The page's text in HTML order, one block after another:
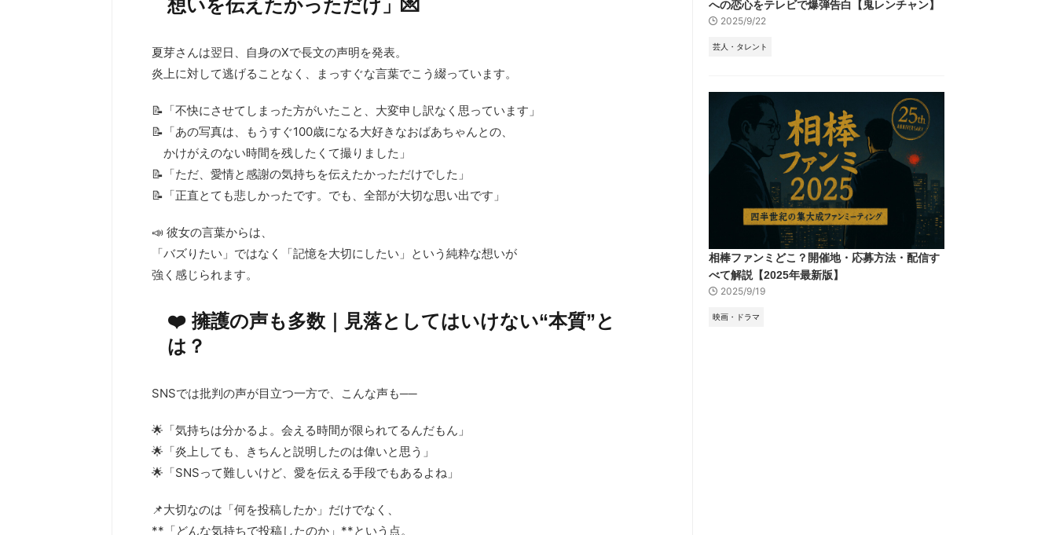
想いを伝えたかっただけ」💌
夏芽さんは翌日、自身のXで長文の声明を発表。
炎上に対して逃げることなく、まっすぐな言葉でこう綴っています。
📝「不快にさせてしまった方がいたこと、大変申し訳なく思っています」
📝「あの写真は、もうすぐ100歳になる大好きなおばあちゃんとの、
かけがえのない時間を残したくて撮りました」
📝「ただ、愛情と感謝の気持ちを伝えたかっただけでした」
📝「正直とても悲しかったです。でも、全部が大切な思い出です」
📣 彼女の言葉からは、
「バズりたい」ではなく「記憶を大切にしたい」という純粋な想いが
強く感じられます。
❤️ 擁護の声も多数｜見落としてはいけない“本質”と
は？
SNSでは批判の声が目立つ一方で、こんな声も──
🌟「気持ちは分かるよ。会える時間が限られてるんだもん」
🌟「炎上しても、きちんと説明したのは偉いと思う」
🌟「SNSって難しいけど、愛を伝える手段でもあるよね」
📌大切なのは「何を投稿したか」だけでなく、
**「どんな気持ちで投稿したのか」**という点。
への恋心をテレビで爆弾告白【鬼レンチャン】
2025/9/22
芸人・タレント
相棒ファンミどこ？開催地・応募方法・配信す
べて解説【2025年最新版】
2025/9/19
映画・ドラマ